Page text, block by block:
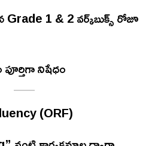
1 & 2 వర్క్‌బుక్స్ రోజూ
నిషేధం
(ORF)